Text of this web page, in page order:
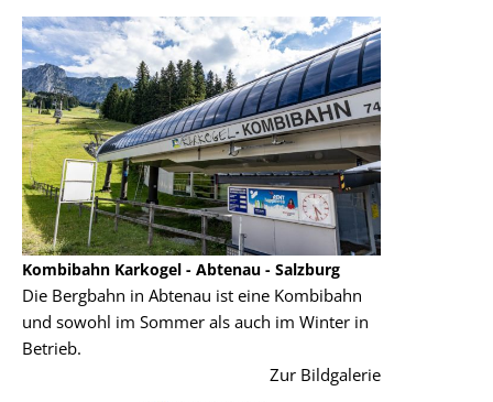
Kombibahn Karkogel - Abtenau - Salzburg
Die Bergbahn in Abtenau ist eine Kombibahn
und sowohl im Sommer als auch im Winter in
Betrieb.
Zur Bildgalerie